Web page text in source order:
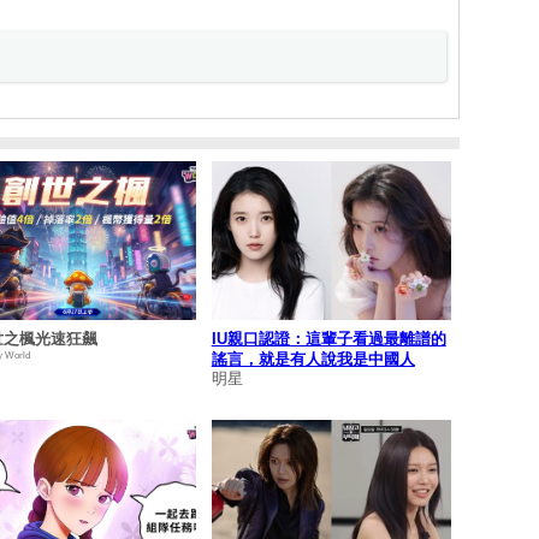
楓光速狂飆
World
IU親口認證：這輩子看過最離譜的
謠言，就是有人說我是中國人
明星